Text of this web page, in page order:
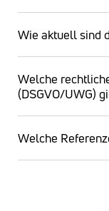
Wie aktuell sind
Welche
(DSGVO/UWG)
Welche